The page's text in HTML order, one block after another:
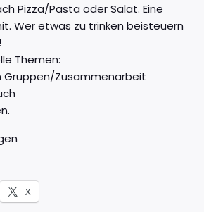
Pizza/Pasta oder Salat. Eine
Wer etwas zu trinken beisteuern
Themen:
Gruppen/Zusammenarbeit
X